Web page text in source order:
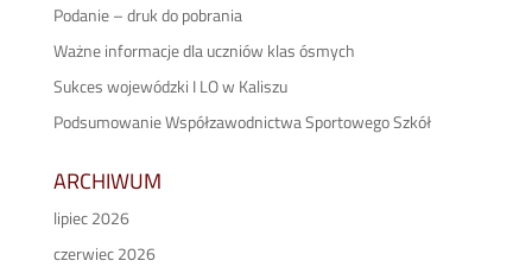
Podanie – druk do pobrania
Ważne informacje dla uczniów klas ósmych
Sukces wojewódzki I LO w Kaliszu
Podsumowanie Współzawodnictwa Sportowego Szkół
ARCHIWUM
lipiec 2026
czerwiec 2026